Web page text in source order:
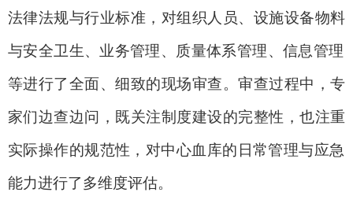
法律法规与行业标准，对组织人员、设施设备物料
与安全卫生、 业务管理、质量体系管理 、信息管理
等进行了全面、细致的现场审查。审查过程中，专
家们边查边问，既关注制度建设的完整性，也注重
实际操作的规范性，对中心血库的日常管理与应急
能力进行了多维度评估。